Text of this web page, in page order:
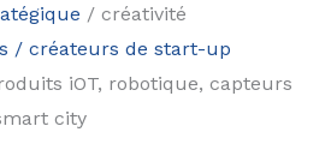
/ créativité
/ créateurs de start-up
iOT, robotique, capteurs
city